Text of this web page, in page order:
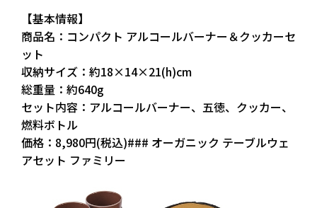
【基本情報】
商品名：コンパクト アルコールバーナー＆クッカーセ
ット
収納サイズ：約18×14×21(h)cm
総重量：約640g
セット内容：アルコールバーナー、五徳、クッカー、
燃料ボトル
価格：8,980円(税込)### オーガニック テーブルウェ
アセット ファミリー